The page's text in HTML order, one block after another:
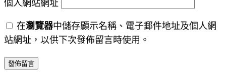
個人網站網址
在瀏覽器中儲存顯示名稱、電子郵件地址及個人網
站網址，以供下次發佈留言時使用。